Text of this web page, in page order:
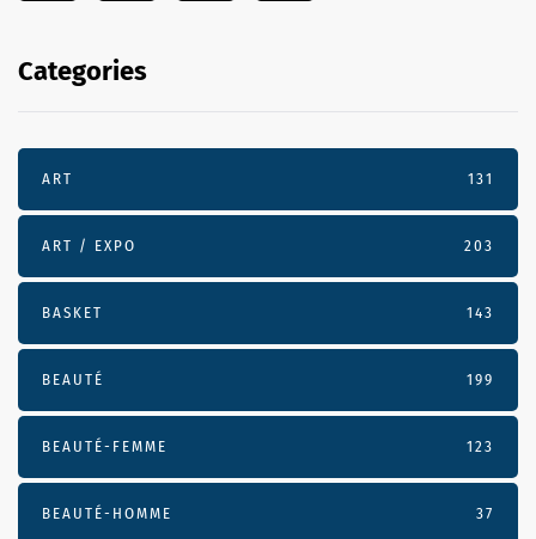
Categories
ART 131
ART / EXPO 203
BASKET 143
BEAUTÉ 199
BEAUTÉ-FEMME 123
BEAUTÉ-HOMME 37